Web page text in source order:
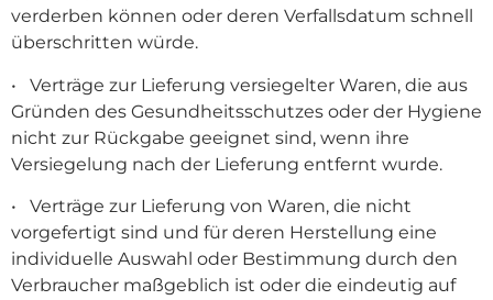
verderben können oder deren Verfallsdatum schnell
überschritten würde.
• Verträge zur Lieferung versiegelter Waren, die aus
Gründen des Gesundheitsschutzes oder der Hygiene
nicht zur Rückgabe geeignet sind, wenn ihre
Versiegelung nach der Lieferung entfernt wurde.
• Verträge zur Lieferung von Waren, die nicht
vorgefertigt sind und für deren Herstellung eine
individuelle Auswahl oder Bestimmung durch den
Verbraucher maßgeblich ist oder die eindeutig auf